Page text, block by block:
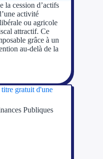
la cession d’actifs
activité
ou agricole
attractif. Ce
grâce à un
au-delà de la
gratuit d'une
Publiques